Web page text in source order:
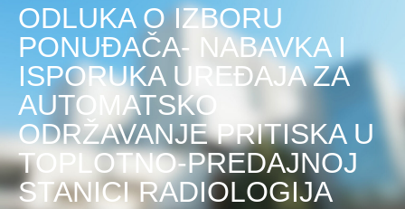
ODLUKA O IZBORU
PONUĐAČA- NABAVKA I
ISPORUKA UREĐAJA ZA
AUTOMATSKO
ODRŽAVANJE PRITISKA U
TOPLOTNO-PREDAJNOJ
STANICI RADIOLOGIJA